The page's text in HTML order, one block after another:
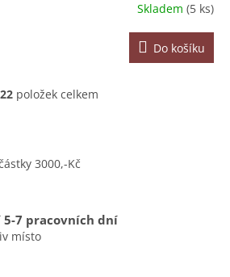
Skladem (5 ks)
Do košíku
O
d
p
22 položek celkem
3000,-Kč
5-7 pracovních dní
místo